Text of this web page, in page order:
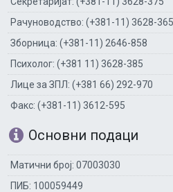
Рачуноводство: (+381-11) 3628-365
Зборница: (+381-11) 2646-858
Психолог: (+381 11) 3628-385
Лице за ЗПЛ: (+381 66) 292-970
Факс: (+381-11) 3612-595
Основни подаци
Матични број: 07003030
ПИБ: 100059449